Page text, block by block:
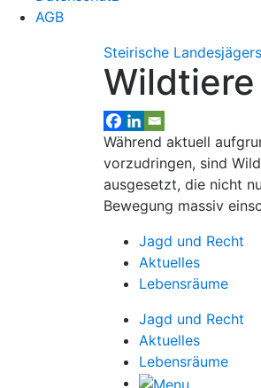
AGB
Steirische
Während aktuell
vorzudringen, sind
ausgesetzt, die nicht
Bewegung massiv
Jagd und Recht
Aktuelles
Lebensräume
Jagd und Recht
Aktuelles
Lebensräume